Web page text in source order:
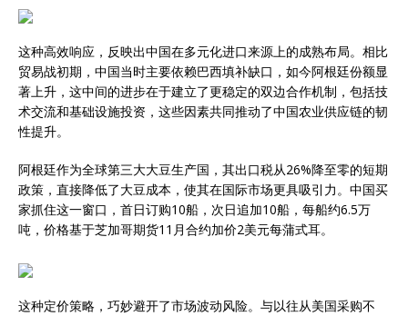
这种高效响应，反映出中国在多元化进口来源上的成熟布局。相比
贸易战初期，中国当时主要依赖巴西填补缺口，如今阿根廷份额显
著上升，这中间的进步在于建立了更稳定的双边合作机制，包括技
术交流和基础设施投资，这些因素共同推动了中国农业供应链的韧
性提升。
阿根廷作为全球第三大大豆生产国，其出口税从26%降至零的短期
政策，直接降低了大豆成本，使其在国际市场更具吸引力。中国买
家抓住这一窗口，首日订购10船，次日追加10船，每船约6.5万
吨，价格基于芝加哥期货11月合约加价2美元每蒲式耳。
这种定价策略，巧妙避开了市场波动风险。与以往从美国采购不